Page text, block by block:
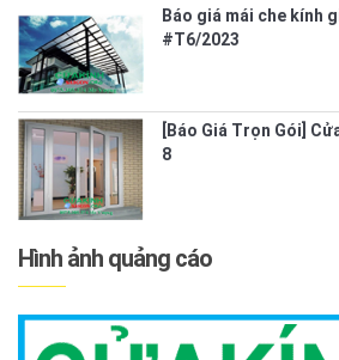
Báo giá mái che kính
#T6/2023
[Báo Giá Trọn Gói]
8
Hình ảnh quảng cáo